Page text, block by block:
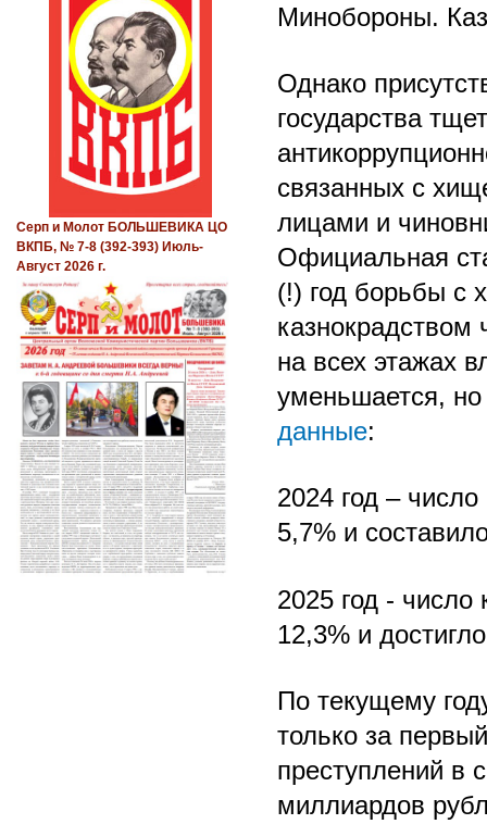
Минобороны.
Однако
государства
связанных с
лицами и
Официальная
(!) год борьбы с
казнокрадством
на всех этажах
уменьшается,
данные:
2024 год –
5,7% и
2025 год -
12,3% и
По текущему
только за
преступлений в
миллиардов
Серп и Молот БОЛЬШЕВИКА ЦО
ВКПБ, № 7-8 (392-393) Июль-
Август 2026 г.